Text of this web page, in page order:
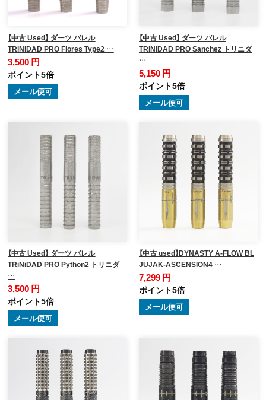
【中古 Used】 ダーツ バレル
TRiNiDAD PRO Flores Type2 …
3,500 円
ポイント5倍
メール便可
【中古 Used】 ダーツ バレル
TRiNiDAD PRO Sanchez トリニダ
…
5,150 円
ポイント5倍
メール便可
【中古 Used】 ダーツ バレル
TRiNiDAD PRO Python2 トリニダ
…
3,500 円
ポイント5倍
メール便可
【中古 used】DYNASTY A-FLOW BL
JUJAK-ASCENSION4 …
7,299 円
ポイント5倍
メール便可